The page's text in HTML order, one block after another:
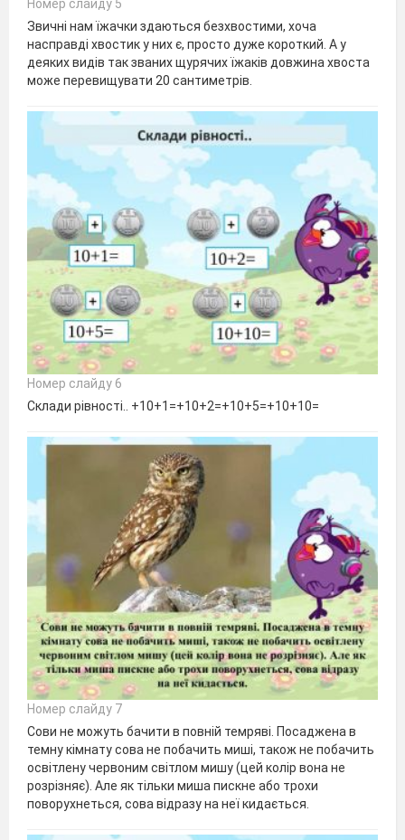
Номер слайду 5
Звичні нам їжачки здаються безхвостими, хоча
насправді хвостик у них є, просто дуже короткий. А у
деяких видів так званих щурячих їжаків довжина хвоста
може перевищувати 20 сантиметрів.
Номер слайду 6
Склади рівності.. +10+1=+10+2=+10+5=+10+10=
Номер слайду 7
Сови не можуть бачити в повній темряві. Посаджена в
темну кімнату сова не побачить миші, також не побачить
освітлену червоним світлом мишу (цей колір вона не
розрізняє). Але як тільки миша пискне або трохи
поворухнеться, сова відразу на неї кидається.